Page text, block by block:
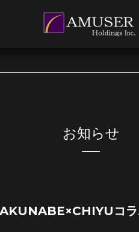
お知らせ
コラ